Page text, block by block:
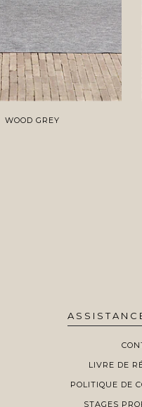
WOOD GREY
LIVRE DE
POLITIQUE DE
STAGES